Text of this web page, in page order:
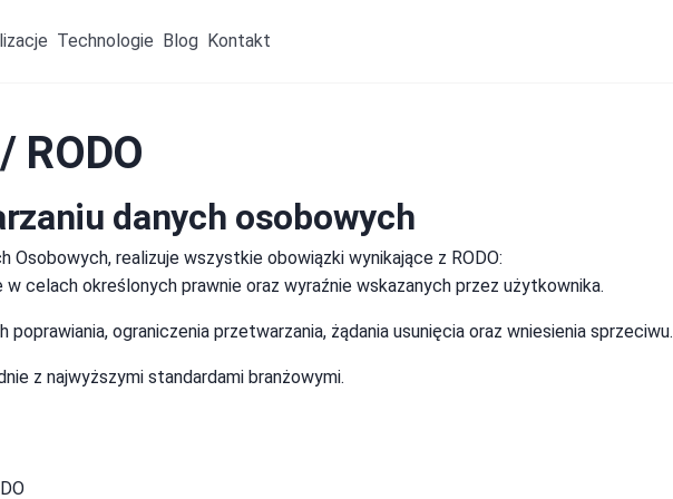
Technologie Blog Kontakt
RODO
danych osobowych
Osobowych, realizuje wszystkie obowiązki wynikające z RODO:
celach określonych prawnie oraz wyraźnie wskazanych przez użytkownika.
ograniczenia przetwarzania, żądania usunięcia oraz wniesienia sprzeciwu.
z najwyższymi standardami branżowymi.